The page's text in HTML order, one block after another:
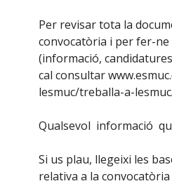
Per revisar tota la
convocatòria i per fer-
(informació,
cal consultar
lesmuc/treballa-a-
Qualsevol informació
Si us plau, llegeixi les
relativa a la convocatòria